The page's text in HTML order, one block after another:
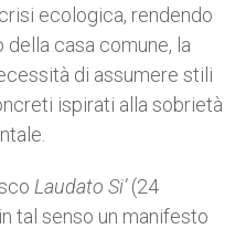
ecologica, rendendo
casa comune, la
di assumere stili
ispirati alla sobrietà
Laudato Si’(24
tal senso un manifesto